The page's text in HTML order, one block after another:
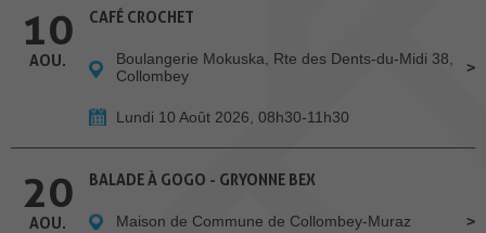
10
AOU.
CAFÉ CROCHET
Boulangerie Mokuska, Rte des Dents-du-Midi 38,
Collombey
Lundi 10 Août 2026, 08h30-11h30
20
AOU.
BALADE À GOGO - GRYONNE BEX
Maison de Commune de Collombey-Muraz